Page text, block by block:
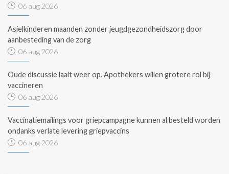
06 aug 2026
Asielkinderen maanden zonder jeugdgezondheidszorg door
aanbesteding van de zorg
06 aug 2026
Oude discussie laait weer op. Apothekers willen grotere rol bij
vaccineren
06 aug 2026
Vaccinatiemailings voor griepcampagne kunnen al besteld worden
ondanks verlate levering griepvaccins
06 aug 2026